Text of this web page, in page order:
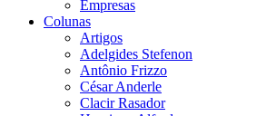
Empresas
Colunas
Artigos
Adelgides Stefenon
Antônio Frizzo
César Anderle
Clacir Rasador